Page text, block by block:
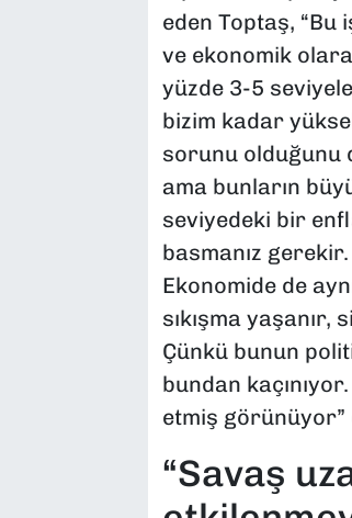
eden Toptaş,
ve ekonomik
yüzde 3-5
bizim kadar
sorunu olduğunu
ama bunların
seviyedeki bir
basmanız
Ekonomide de
sıkışma
Çünkü bunun
bundan
etmiş görünüyor”
“Savaş